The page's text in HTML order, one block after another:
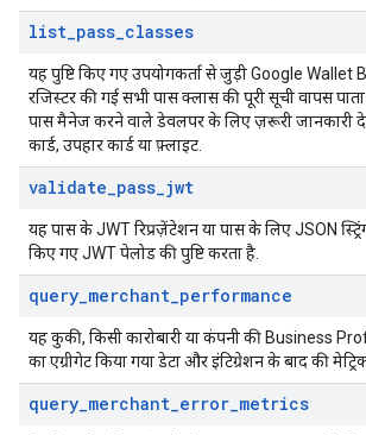
list_pass_classes
यह पुष्टि किए गए उपयोगकर्ता से जुड़ी Google
रजिस्टर की गई सभी पास क्लास की पूरी सूची वापस
पास मैनेज करने वाले डेवलपर के लिए ज़रूरी जानकारी
कार्ड, उपहार कार्ड या फ़्लाइट.
validate_pass_jwt
यह पास के JWT रिप्रज़ेंटेशन या पास के लिए JSON
किए गए JWT पेलोड की पुष्टि करता है.
query_merchant_performance
यह कुकी, किसी कारोबारी या कंपनी की Business
का एग्रीगेट किया गया डेटा और इंटिग्रेशन के बाद की
query_merchant_error_metrics